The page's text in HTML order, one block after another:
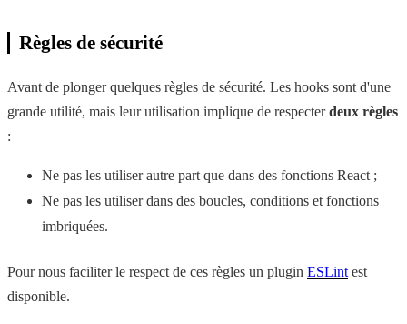
Règles de sécurité
Avant de plonger quelques règles de sécurité. Les hooks sont d'une
grande utilité, mais leur utilisation implique de respecterdeux règles
:
Ne pas les utiliser autre part que dans des fonctions React ;
Ne pas les utiliser dans des boucles, conditions et fonctions
imbriquées.
Pour nous faciliter le respect de ces règles un plugin ESLint est
disponible.